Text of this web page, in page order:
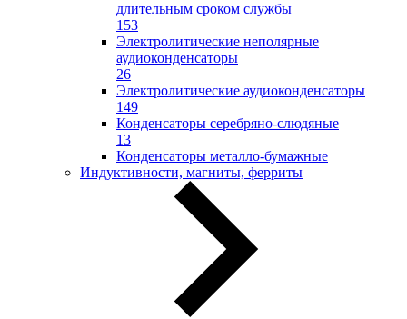
длительным сроком службы
153
Электролитические неполярные
аудиоконденсаторы
26
Электролитические аудиоконденсаторы
149
Конденсаторы серебряно-слюдяные
13
Конденсаторы металло-бумажные
Индуктивности, магниты, ферриты